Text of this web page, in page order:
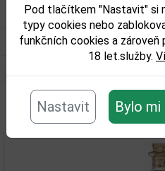
Pod tlačítkem "Nastavit" si
typy cookies nebo
funkčních cookies a
18 let.služby.
Nastavit Bylo
Obsah alkoholu obj. %:
Objem obalu (L):
Související zboží